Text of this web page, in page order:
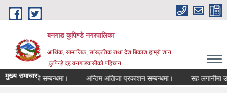
Skip to main content
बनगाड कुपिण्डे नगरपालिका
आर्थिक, सामाजिक, सांस्कृतिक तथा देश बिकाश हाम्रो शान
,कुपिन्ड़े दह वनगाडवासीको पहिचान
मुख्य समाचार
गरिएको सम्बन्धमा। अन्तिम अतिजा प्रकाशन सम्बन्धमा। सह लगानीमा उच्च